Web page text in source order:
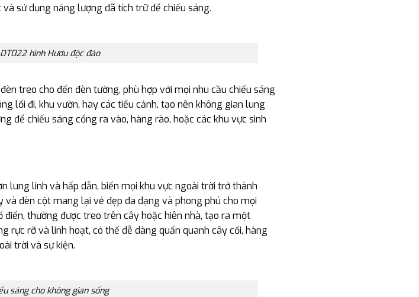
sử dụng năng lượng đã tích trữ để chiếu sáng.
hình Hươu độc đáo
treo cho đến đèn tường, phù hợp với mọi nhu cầu chiếu sáng
lối đi, khu vườn, hay các tiểu cảnh, tạo nên không gian lung
để chiếu sáng cổng ra vào, hàng rào, hoặc các khu vực sinh
lung linh và hấp dẫn, biến mọi khu vực ngoài trời trở thành
đèn cột mang lại vẻ đẹp đa dạng và phong phú cho mọi
thường được treo trên cây hoặc hiên nhà, tạo ra một
rực rỡ và linh hoạt, có thể dễ dàng quấn quanh cây cối, hàng
trời và sự kiện.
sáng cho không gian sống